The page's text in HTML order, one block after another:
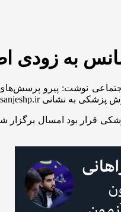
به زودی
نوشت: پیرو پرسش‌های
قرار بود امسال برگزار